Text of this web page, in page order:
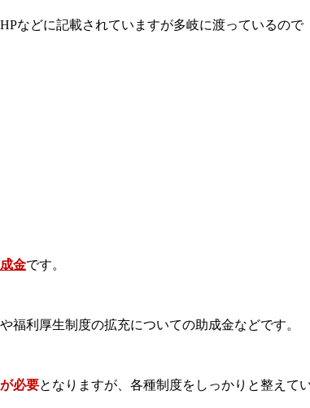
などに記載されていますが多岐に渡っているの
金です。
利厚生制度の拡充についての助成金などです。
必要と なりますが、各種制度をしっかりと整えて